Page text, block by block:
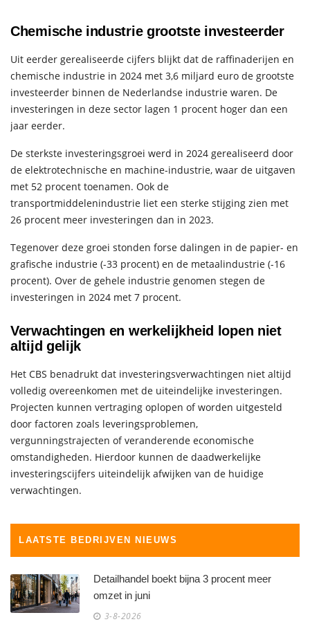
Chemische industrie grootste investeerder
Uit eerder gerealiseerde cijfers blijkt dat de raffinaderijen en
chemische industrie in 2024 met 3,6 miljard euro de grootste
investeerder binnen de Nederlandse industrie waren. De
investeringen in deze sector lagen 1 procent hoger dan een
jaar eerder.
De sterkste investeringsgroei werd in 2024 gerealiseerd door
de elektrotechnische en machine-industrie, waar de uitgaven
met 52 procent toenamen. Ook de
transportmiddelenindustrie liet een sterke stijging zien met
26 procent meer investeringen dan in 2023.
Tegenover deze groei stonden forse dalingen in de papier- en
grafische industrie (-33 procent) en de metaalindustrie (-16
procent). Over de gehele industrie genomen stegen de
investeringen in 2024 met 7 procent.
Verwachtingen en werkelijkheid lopen niet
altijd gelijk
Het CBS benadrukt dat investeringsverwachtingen niet altijd
volledig overeenkomen met de uiteindelijke investeringen.
Projecten kunnen vertraging oplopen of worden uitgesteld
door factoren zoals leveringsproblemen,
vergunningstrajecten of veranderende economische
omstandigheden. Hierdoor kunnen de daadwerkelijke
investeringscijfers uiteindelijk afwijken van de huidige
verwachtingen.
LAATSTE BEDRIJVEN NIEUWS
Detailhandel boekt bijna 3 procent meer
omzet in juni
3-8-2026